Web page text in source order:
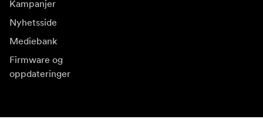
Kampanjer
Nyhetsside
Mediebank
Firmware og
oppdateringer